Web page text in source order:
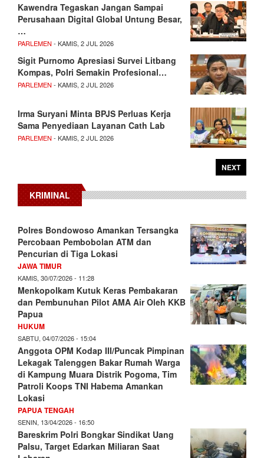
Kawendra Tegaskan Jangan Sampai
Perusahaan Digital Global Untung Besar,
…
PARLEMEN - KAMIS, 2 JUL 2026
Sigit Purnomo Apresiasi Survei Litbang
Kompas, Polri Semakin Profesional…
PARLEMEN - KAMIS, 2 JUL 2026
Irma Suryani Minta BPJS Perluas Kerja
Sama Penyediaan Layanan Cath Lab
PARLEMEN - KAMIS, 2 JUL 2026
NEXT
KRIMINAL
Polres Bondowoso Amankan Tersangka
Percobaan Pembobolan ATM dan
Pencurian di Tiga Lokasi
JAWA TIMUR
KAMIS, 30/07/2026 - 11:28
Menkopolkam Kutuk Keras Pembakaran
dan Pembunuhan Pilot AMA Air Oleh KKB
Papua
HUKUM
SABTU, 04/07/2026 - 15:04
Anggota OPM Kodap III/Puncak Pimpinan
Lekagak Talenggen Bakar Rumah Warga
di Kampung Muara Distrik Pogoma, Tim
Patroli Koops TNI Habema Amankan
Lokasi
PAPUA TENGAH
SENIN, 13/04/2026 - 16:50
Bareskrim Polri Bongkar Sindikat Uang
Palsu, Target Edarkan Miliaran Saat